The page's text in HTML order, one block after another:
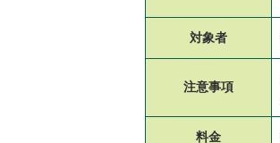
対象者
注意事項
料金